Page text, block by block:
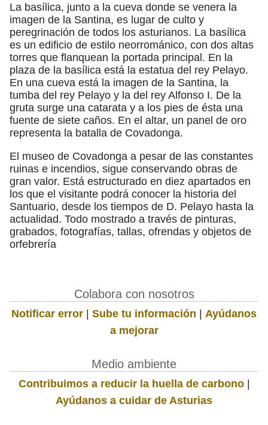
La basílica, junto a la cueva donde se venera la
imagen de la Santina, es lugar de culto y
peregrinación de todos los asturianos. La basílica
es un edificio de estilo neorrománico, con dos altas
torres que flanquean la portada principal. En la
plaza de la basílica está la estatua del rey Pelayo.
En una cueva está la imagen de la Santina, la
tumba del rey Pelayo y la del rey Alfonso I. De la
gruta surge una catarata y a los pies de ésta una
fuente de siete caños. En el altar, un panel de oro
representa la batalla de Covadonga.
El museo de Covadonga a pesar de las constantes
ruinas e incendios, sigue conservando obras de
gran valor. Está estructurado en diez apartados en
los que el visitante podrá conocer la historia del
Santuario, desde los tiempos de D. Pelayo hasta la
actualidad. Todo mostrado a través de pinturas,
grabados, fotografías, tallas, ofrendas y objetos de
orfebrería
Colabora con nosotros
Notificar error | Sube tu información | Ayúdanos
a mejorar
Medio ambiente
Contribuimos a reducir la huella de carbono|
Ayúdanos a cuidar de Asturias